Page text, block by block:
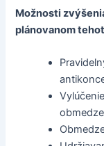
Možnosti
plánovanom